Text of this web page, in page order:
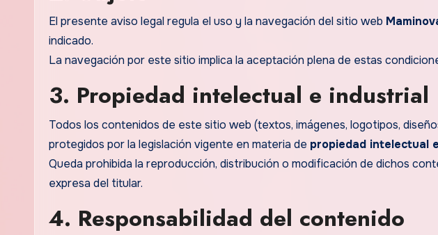
El presente aviso legal regula el uso y la navegación del sitio web
indicado.
La navegación por este sitio implica la aceptación plena de estas
3. Propiedad intelectual e industrial
Todos los contenidos de este sitio web (textos, imágenes, logotipos,
protegidos por la legislación vigente en materia de propiedad intelectual
Queda prohibida la reproducción, distribución o modificación de dichos
expresa del titular.
4. Responsabilidad del contenido